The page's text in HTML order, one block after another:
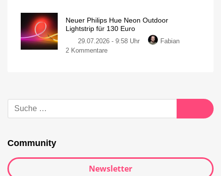
Neuer Philips Hue Neon Outdoor
Lightstrip für 130 Euro
29.07.2026 - 9:58 Uhr
Fabian
2 Kommentare
Community
Newsletter